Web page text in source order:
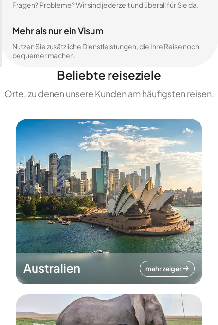
Fragen? Probleme? Wir sind jederzeit und überall für Sie da.
Mehr als nur ein Visum
Nutzen Sie zusätzliche Dienstleistungen, die Ihre Reise noch
bequemer machen.
Beliebte reiseziele
Orte, zu denen unsere Kunden am häufigsten reisen.
Australien mehr zeigen